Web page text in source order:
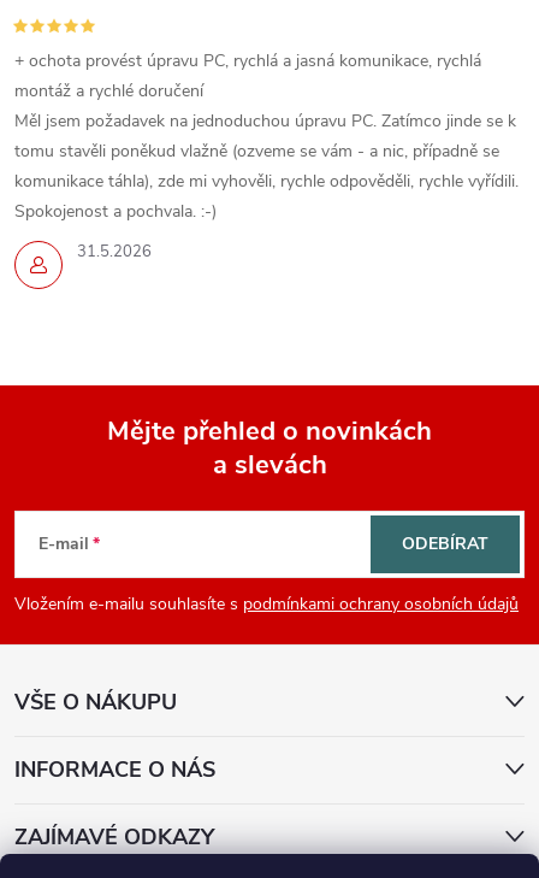
31.5.2026
+ ochota provést úpravu PC, rychlá a jasná komunikace, rychlá
montáž a rychlé doručení
Měl jsem požadavek na jednoduchou úpravu PC. Zatímco jinde se k
tomu stavěli poněkud vlažně (ozveme se vám - a nic, případně se
komunikace táhla), zde mi vyhověli, rychle odpověděli, rychle vyřídili.
Spokojenost a pochvala. :-)
p
a
Mějte přehled o novinkách
a slevách
E-mail
Vložením e-mailu souhlasíte s podmínkami ochrany osobních údajů
ODEBÍRAT
VŠE O NÁKUPU
INFORMACE O NÁS
ZAJÍMAVÉ ODKAZY